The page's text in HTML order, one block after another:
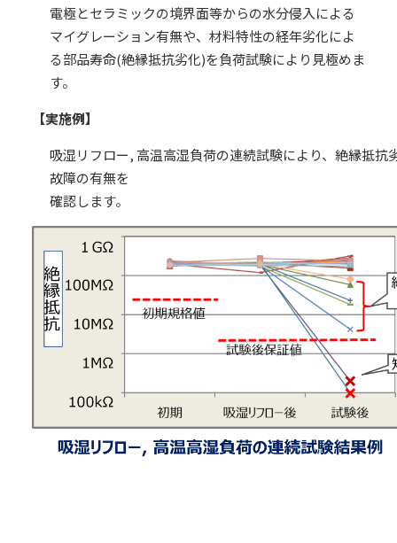
電極とセラミックの境界面等からの水分侵入による
マイグレーション有無や、材料特性の経年劣化によ
る部品寿命(絶縁抵抗劣化)を負荷試験により見極めま
す。
【実施例】
吸湿リフロー, 高温高湿負荷の連続試験により、絶縁抵抗
故障の有無を
確認します。